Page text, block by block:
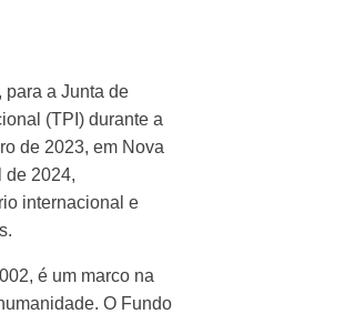
para a Junta de
(TPI) durante a
de 2023, em Nova
de 2024,
internacional e
é um marco na
O Fundo